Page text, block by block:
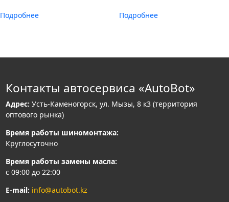
Подробнее Подробнее
Контакты автосервиса «AutoBot»
Адрес: Усть-Каменогорск, ул. Мызы, 8 к3 (территория
оптового рынка)
Время работы шиномонтажа:
Круглосуточно
Время работы замены масла:
с 09:00 до 22:00
E-mail: info@autobot.kz